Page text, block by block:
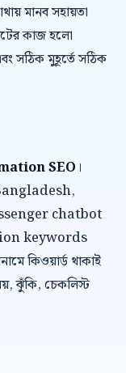
মানব সহায়তা
কাজ হলো
সঠিক মুহূর্তে সঠিক
SEO ।
Bangladesh,
chatbot
keywords
কিওয়ার্ড থাকাই
ঝুঁকি, চেকলিস্ট